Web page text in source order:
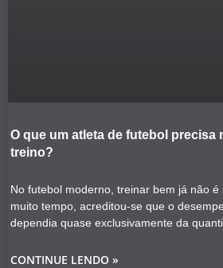
O que um atleta de futebol precisa
treino?
No futebol moderno, treinar bem já não é
muito tempo, acreditou-se que o
dependia quase exclusivamente da
CONTINUE LENDO »